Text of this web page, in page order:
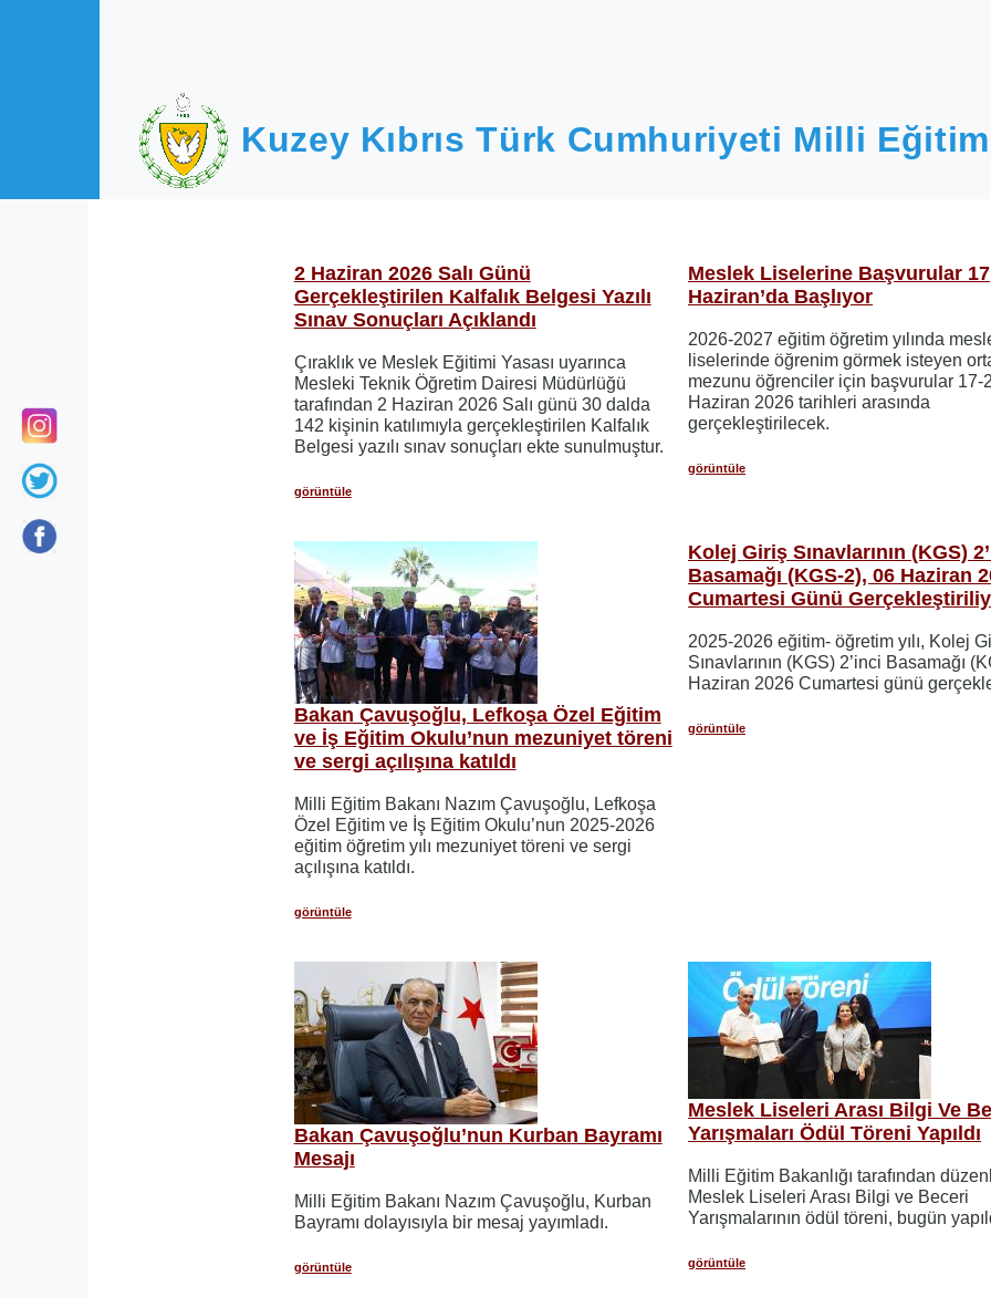
Kuzey Kıbrıs Türk Cumhuriyeti Milli Eğitim
2 Haziran 2026 Salı Günü
Gerçekleştirilen Kalfalık Belgesi Yazılı
Sınav Sonuçları Açıklandı
Çıraklık ve Meslek Eğitimi Yasası uyarınca
Mesleki Teknik Öğretim Dairesi Müdürlüğü
tarafından 2 Haziran 2026 Salı günü 30 dalda
142 kişinin katılımıyla gerçekleştirilen Kalfalık
Belgesi yazılı sınav sonuçları ekte sunulmuştur.
görüntüle
Meslek Liselerine Başvurular 17
Haziran’da Başlıyor
2026-2027 eğitim öğretim yılında
liselerinde öğrenim görmek isteyen
mezunu öğrenciler için başvurular 17-
Haziran 2026 tarihleri ​​arasında
gerçekleştirilecek.
görüntüle
Bakan Çavuşoğlu, Lefkoşa Özel Eğitim
ve İş Eğitim Okulu’nun mezuniyet töreni
ve sergi açılışına katıldı
Milli Eğitim Bakanı Nazım Çavuşoğlu, Lefkoşa
Özel Eğitim ve İş Eğitim Okulu’nun 2025-2026
eğitim öğretim yılı mezuniyet töreni ve sergi
açılışına katıldı.
görüntüle
Kolej Giriş Sınavlarının (KGS)
Basamağı (KGS-2), 06 Haziran
Cumartesi Günü
2025-2026 eğitim- öğretim yılı, Kolej
Sınavlarının (KGS) 2’inci Basamağı
Haziran 2026 Cumartesi günü
görüntüle
Bakan Çavuşoğlu’nun Kurban Bayramı
Mesajı
Milli Eğitim Bakanı Nazım Çavuşoğlu, Kurban
Bayramı dolayısıyla bir mesaj yayımladı.
görüntüle
Meslek Liseleri Arası Bilgi Ve
Yarışmaları Ödül Töreni Yapıldı
Milli Eğitim Bakanlığı tarafından
Meslek Liseleri Arası Bilgi ve Beceri
Yarışmalarının ödül töreni, bugün
görüntüle